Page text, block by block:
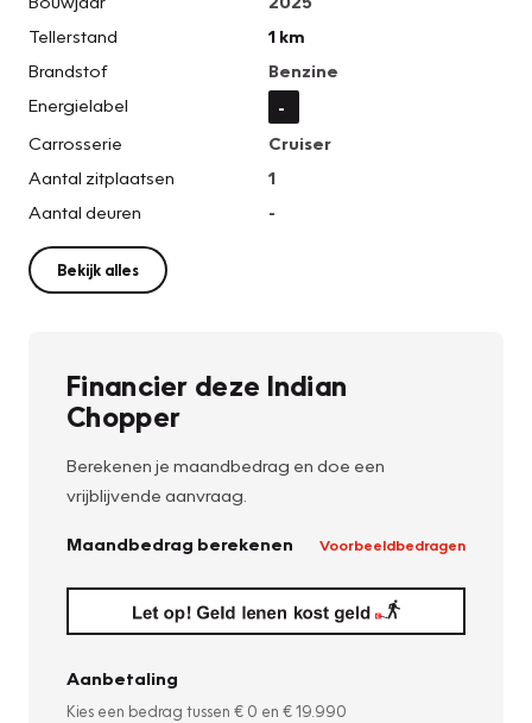
Tellerstand
1 km
Brandstof
Benzine
Energielabel
-
Carrosserie
Cruiser
Aantal zitplaatsen
1
Aantal deuren
-
Bekijk alles
Financier deze Indian
Chopper
Berekenen je maandbedrag en doe een
vrijblijvende aanvraag.
Maandbedrag berekenen Voorbeeldbedragen
Aanbetaling
Kies een bedrag tussen € 0 en € 19.990